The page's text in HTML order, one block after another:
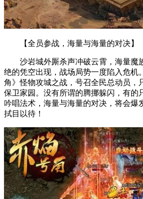
【全员参战，海量与海量的对决】
沙岩城外厮杀声冲破云霄，海量魔
绝的凭空出现，战场局势一度陷入危机
角》怪物攻城之战，号召全民总动员，
保卫家园。没有所谓的腾挪躲闪，有的
吟唱法术，海量与海量的对决，将会爆
拭目以待！